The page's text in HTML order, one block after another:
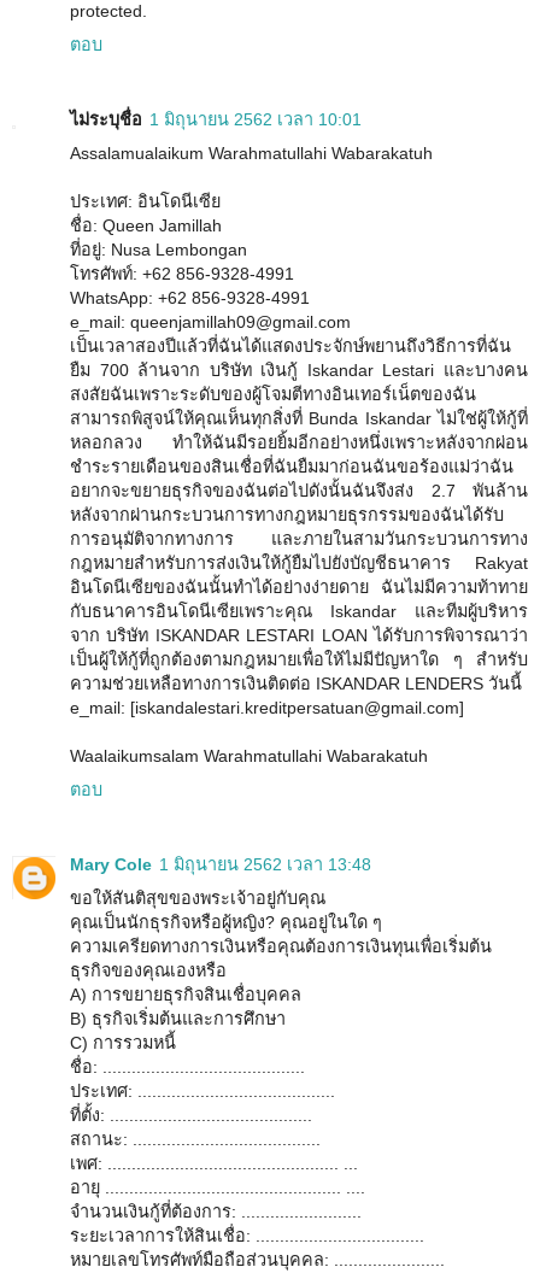
protected.
ตอบ
ไม่ระบุชื่อ 1 มิถุนายน 2562 เวลา 10:01
Assalamualaikum Warahmatullahi Wabarakatuh
ประเทศ: อินโดนีเซีย
ชื่อ: Queen Jamillah
ที่อยู่: Nusa Lembongan
โทรศัพท์: +62 856-9328-4991
WhatsApp: +62 856-9328-4991
e_mail: queenjamillah09@gmail.com
เป็นเวลาสองปีแล้วที่ฉันได้แสดงประจักษ์พยานถึงวิธีการที่ฉัน
ยืม 700 ล้านจาก บริษัท เงินกู้ Iskandar Lestari และบางคน
สงสัยฉันเพราะระดับของผู้โจมตีทางอินเทอร์เน็ตของฉัน
สามารถพิสูจน์ให้คุณเห็นทุกสิ่งที่ Bunda Iskandar ไม่ใช่ผู้ให้กู้ที่
หลอกลวง ทำให้ฉันมีรอยยิ้มอีกอย่างหนึ่งเพราะหลังจากผ่อน
ชำระรายเดือนของสินเชื่อที่ฉันยืมมาก่อนฉันขอร้องแม่ว่าฉัน
อยากจะขยายธุรกิจของฉันต่อไปดังนั้นฉันจึงส่ง 2.7 พันล้าน
หลังจากผ่านกระบวนการทางกฎหมายธุรกรรมของฉันได้รับ
การอนุมัติจากทางการ และภายในสามวันกระบวนการทาง
กฎหมายสำหรับการส่งเงินให้กู้ยืมไปยังบัญชีธนาคาร Rakyat
อินโดนีเซียของฉันนั้นทำได้อย่างง่ายดาย ฉันไม่มีความท้าทาย
กับธนาคารอินโดนีเซียเพราะคุณ Iskandar และทีมผู้บริหาร
จาก บริษัท ISKANDAR LESTARI LOAN ได้รับการพิจารณาว่า
เป็นผู้ให้กู้ที่ถูกต้องตามกฎหมายเพื่อให้ไม่มีปัญหาใด ๆ สำหรับ
ความช่วยเหลือทางการเงินติดต่อ ISKANDAR LENDERS วันนี้
e_mail: [iskandalestari.kreditpersatuan@gmail.com]
Waalaikumsalam Warahmatullahi Wabarakatuh
ตอบ
Mary Cole 1 มิถุนายน 2562 เวลา 13:48
ขอให้สันติสุขของพระเจ้าอยู่กับคุณ
คุณเป็นนักธุรกิจหรือผู้หญิง? คุณอยู่ในใด ๆ
ความเครียดทางการเงินหรือคุณต้องการเงินทุนเพื่อเริ่มต้น
ธุรกิจของคุณเองหรือ
A) การขยายธุรกิจสินเชื่อบุคคล
B) ธุรกิจเริ่มต้นและการศึกษา
C) การรวมหนี้
ชื่อ: ..........................................
ประเทศ: .........................................
ที่ตั้ง: ..........................................
สถานะ: .......................................
เพศ: ................................................ ...
อายุ ................................................. ....
จำนวนเงินกู้ที่ต้องการ: .........................
ระยะเวลาการให้สินเชื่อ: ...................................
หมายเลขโทรศัพท์มือถือส่วนบุคคล: .......................